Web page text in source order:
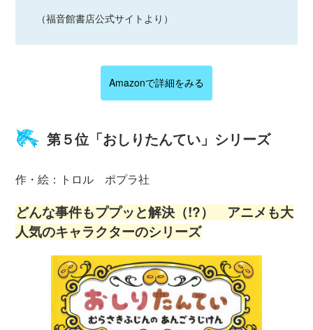
（福音館書店公式サイトより）
Amazonで詳細をみる
第５位「おしりたんてい」シリーズ
作・絵：トロル ポプラ社
どんな事件もププッと解決（!?） アニメも大
人気のキャラクターのシリーズ